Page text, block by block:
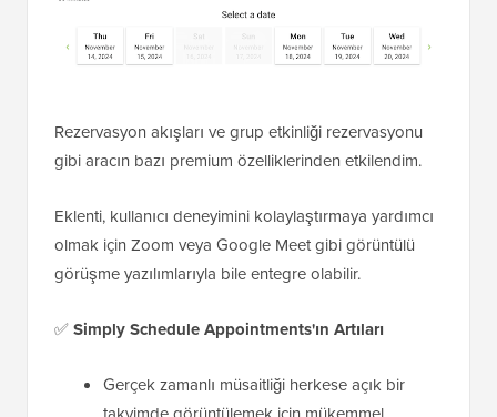
Rezervasyon akışları ve grup etkinliği rezervasyonu
gibi aracın bazı premium özelliklerinden etkilendim.
Eklenti, kullanıcı deneyimini kolaylaştırmaya yardımcı
olmak için Zoom veya Google Meet gibi görüntülü
görüşme yazılımlarıyla bile entegre olabilir.
✅Simply Schedule Appointments'ın Artıları
Gerçek zamanlı müsaitliği herkese açık bir